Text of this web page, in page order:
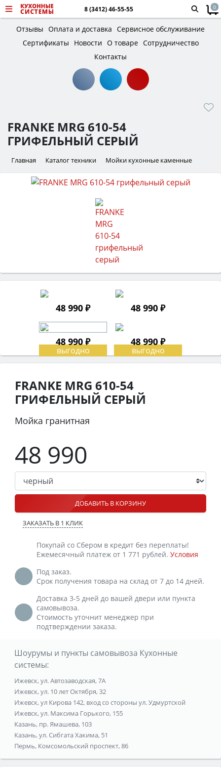
8 (3412) 46-55-55 0
Отзывы Оплата и доставка Сервисное обслуживание
Сертификаты
Новости О товаре Сотрудничество
Контакты
FRANKE MRG 610-54
ГРИФЕЛЬНЫЙ СЕРЫЙ
Главная Каталог техники Мойки кухонные каменные
48 990 ₽ 48 990 ₽
48 990 ₽ 48 990 ₽
FRANKE MRG 610-54
ГРИФЕЛЬНЫЙ СЕРЫЙ
Мойка гранитная
48 990
ДОБАВИТЬ В КОРЗИНУ
ЗАКАЗАТЬ В 1 КЛИК
Покупай со Сбером в кредит без переплаты!
Ежемесячный платеж от 1 771 рублей. Условия
Под заказ.
Срок получения товара на склад от 7 до 14 дней.
Доставка 3-5 дней до вашей двери или пункта
самовывоза.
Стоимость уточнит менеджер при
подтверждении заказа.
Шоурумы и пункты самовывоза Кухонные
системы:
Ижевск, ул. Автозаводская, 7А
Ижевск, ул. 10 лет Октября, 32
Ижевск, ул Кирова 142, вход со стороны ул. Удмуртской
Ижевск, ул. Максима Горького, 155
Казань, пр. Ямашева, 103
Казань, ул. Сибгата Хакима, 51
Пермь, Комсомольский проспект, 86